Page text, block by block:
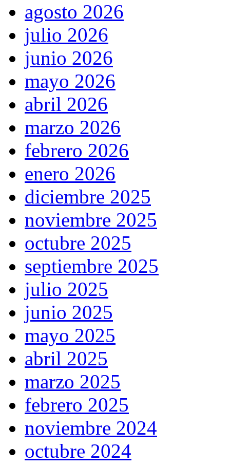
agosto 2026
julio 2026
junio 2026
mayo 2026
abril 2026
marzo 2026
febrero 2026
enero 2026
diciembre 2025
noviembre 2025
octubre 2025
septiembre 2025
julio 2025
junio 2025
mayo 2025
abril 2025
marzo 2025
febrero 2025
noviembre 2024
octubre 2024